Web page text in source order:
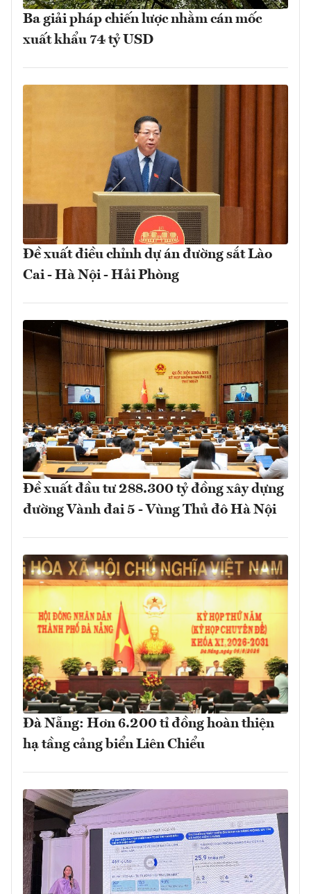
Ba giải pháp chiến lược nhằm cán mốc
xuất khẩu 74 tỷ USD
Đề xuất điều chỉnh dự án đường sắt Lào
Cai - Hà Nội - Hải Phòng
Đề xuất đầu tư 288.300 tỷ đồng xây dựng
đường Vành đai 5 - Vùng Thủ đô Hà Nội
Đà Nẵng: Hơn 6.200 tỉ đồng hoàn thiện
hạ tầng cảng biển Liên Chiểu